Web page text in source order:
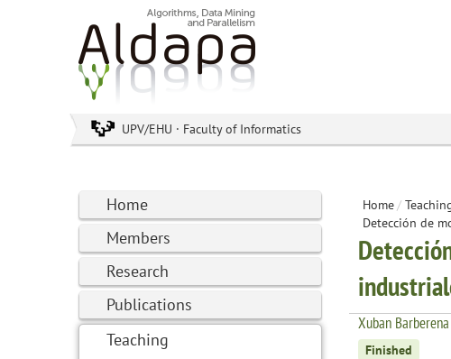
UPV/EHU · Faculty of Informatics
Home
Members
Research
Publications
Teaching
Home/
Detección de
Xuban
Finished